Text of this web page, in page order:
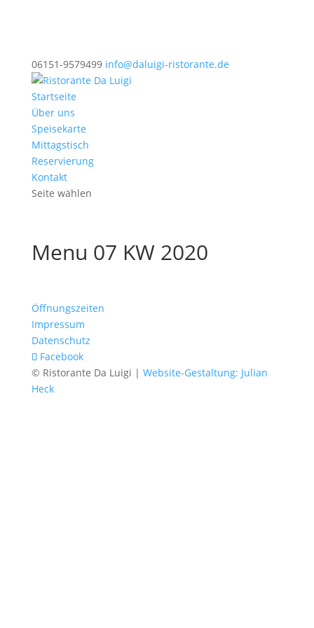
06151-9579499 info@daluigi-ristorante.de
Startseite
Über uns
Speisekarte
Mittagstisch
Reservierung
Kontakt
Seite wählen
Menu 07 KW 2020
Öffnungszeiten
Impressum
Datenschutz
Facebook
© Ristorante Da Luigi | Website-Gestaltung: Julian
Heck